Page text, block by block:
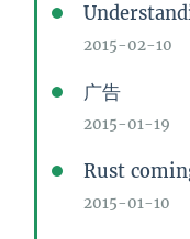
2015-02-10
广告
2015-01-19
Rust
2015-01-10